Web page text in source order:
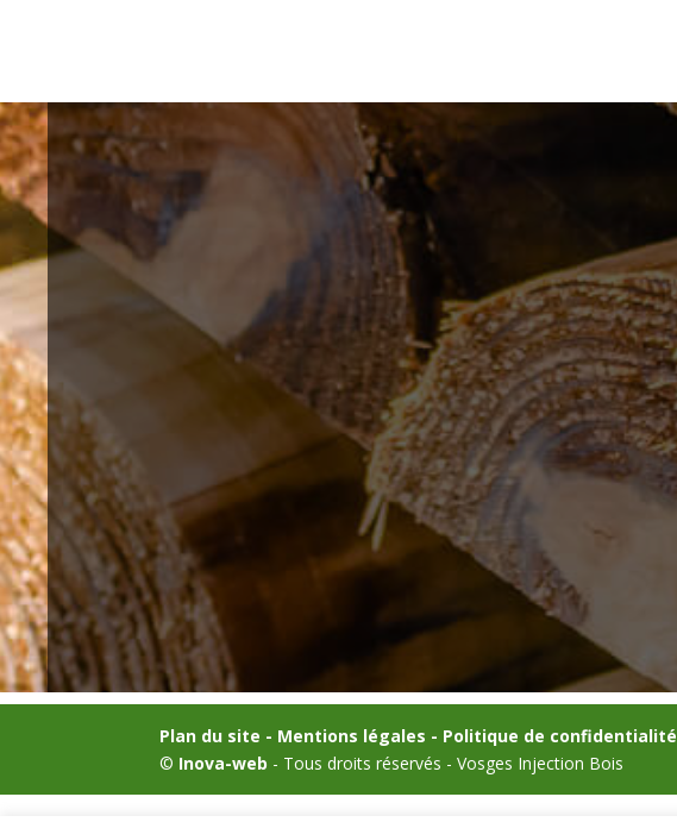
Plan du site - Mentions légales - Politique de confidentialité
© Inova-web - Tous droits réservés - Vosges Injection Bois